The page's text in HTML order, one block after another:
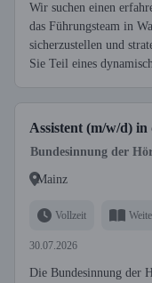
Wir suchen einen
das Führungsteam in
sicherzustellen und
Sie Teil eines
Assistent (m/w/d)
Bundesinnung der
Mainz
Vollzeit
30.07.2026
Die Bundesinnung der